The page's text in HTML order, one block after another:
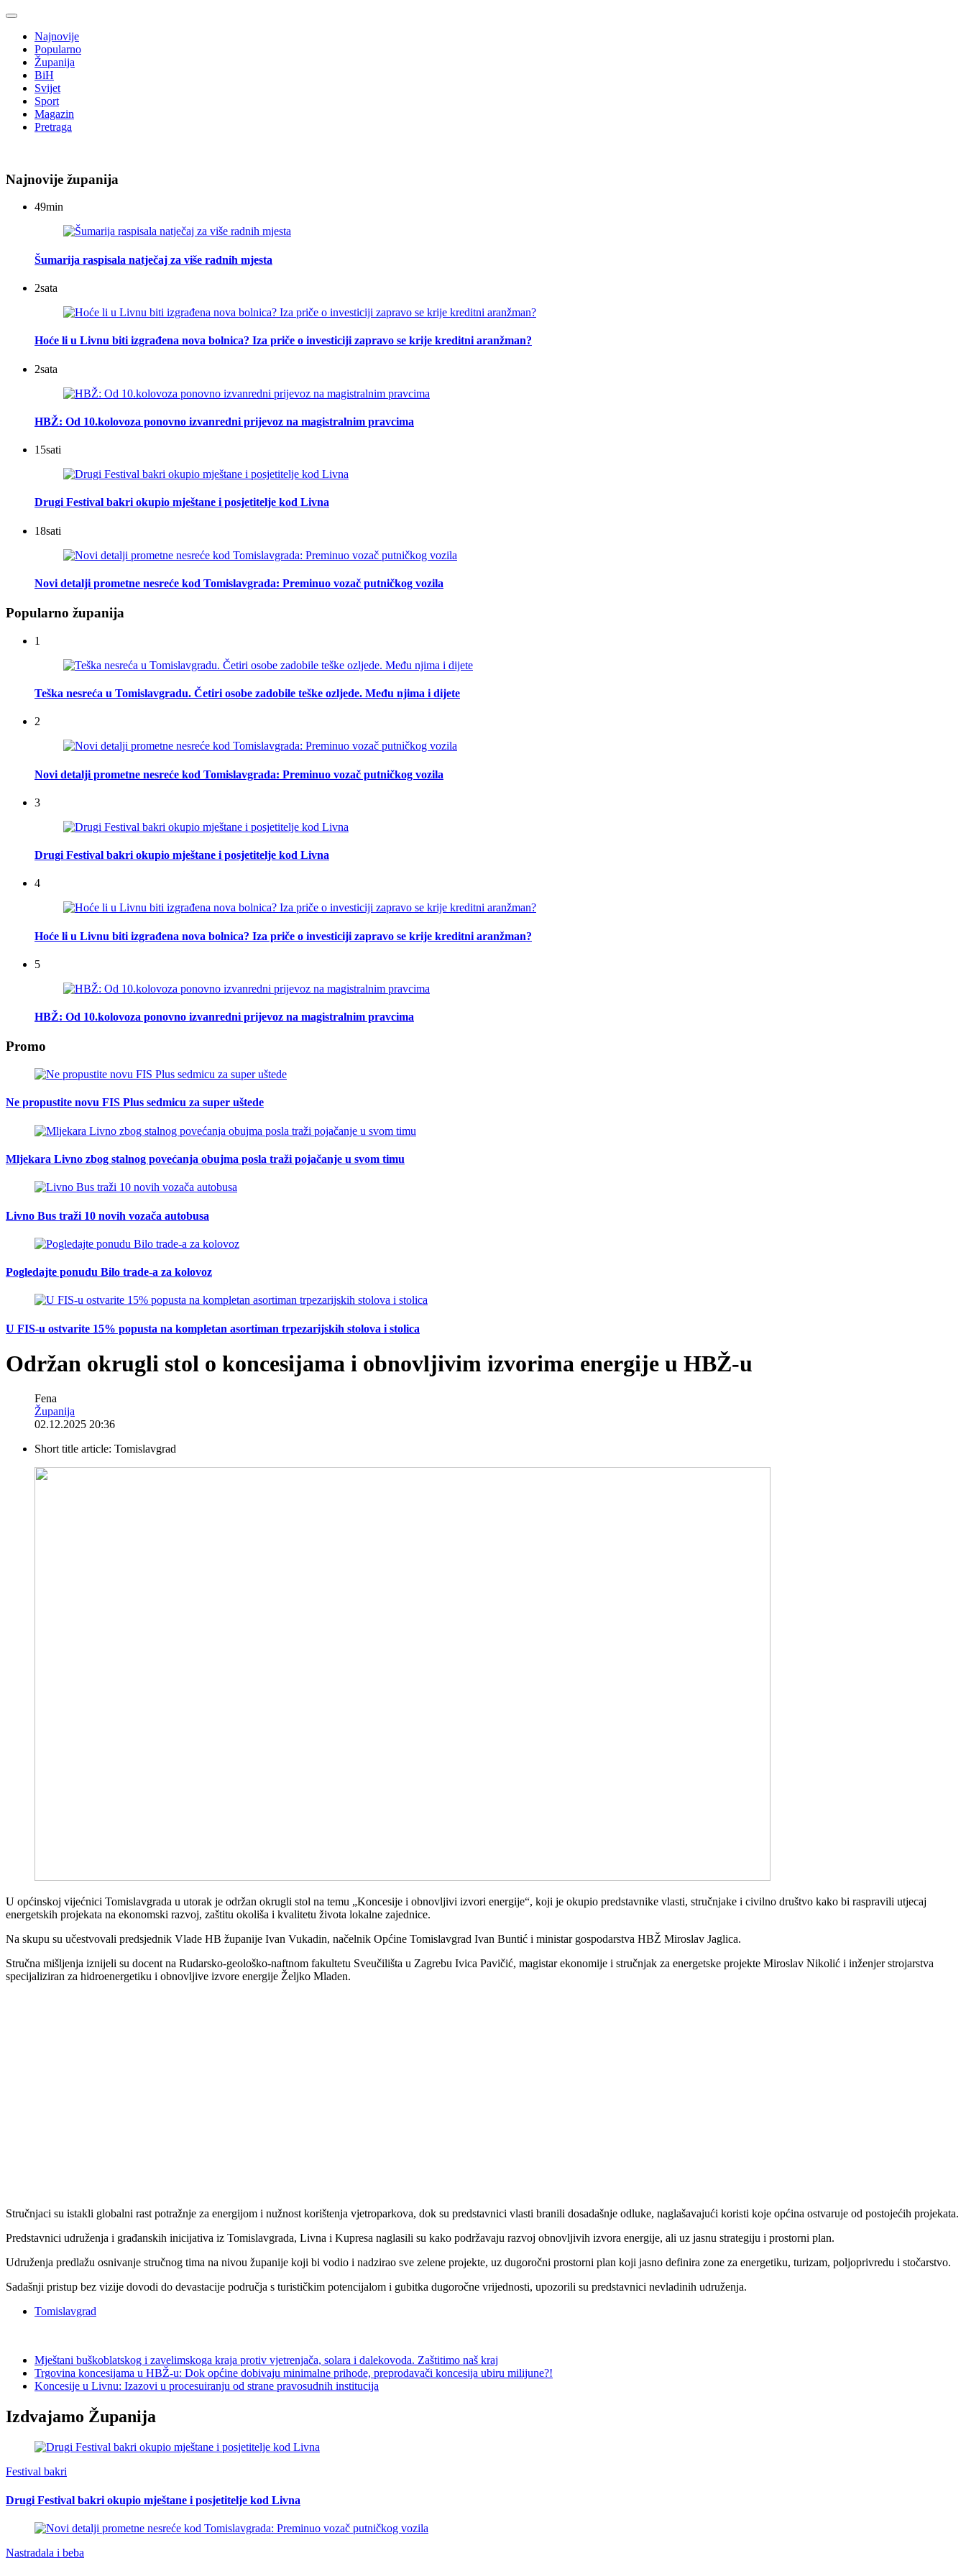
Najnovije
Popularno
Županija
BiH
Svijet
Sport
Magazin
Pretraga
Najnovije županija
49min
Šumarija raspisala natječaj za više radnih mjesta
2sata
Hoće li u Livnu biti izgrađena nova bolnica? Iza priče o investiciji zapravo se krije kreditni aranžman?
2sata
HBŽ: Od 10.kolovoza ponovno izvanredni prijevoz na magistralnim pravcima
15sati
Drugi Festival bakri okupio mještane i posjetitelje kod Livna
18sati
Novi detalji prometne nesreće kod Tomislavgrada: Preminuo vozač putničkog vozila
Popularno županija
1
Teška nesreća u Tomislavgradu. Četiri osobe zadobile teške ozljede. Među njima i dijete
2
Novi detalji prometne nesreće kod Tomislavgrada: Preminuo vozač putničkog vozila
3
Drugi Festival bakri okupio mještane i posjetitelje kod Livna
4
Hoće li u Livnu biti izgrađena nova bolnica? Iza priče o investiciji zapravo se krije kreditni aranžman?
5
HBŽ: Od 10.kolovoza ponovno izvanredni prijevoz na magistralnim pravcima
Promo
Ne propustite novu FIS Plus sedmicu za super uštede
Mljekara Livno zbog stalnog povećanja obujma posla traži pojačanje u svom timu
Livno Bus traži 10 novih vozača autobusa
Pogledajte ponudu Bilo trade-a za kolovoz
U FIS-u ostvarite 15% popusta na kompletan asortiman trpezarijskih stolova i stolica
Održan okrugli stol o koncesijama i obnovljivim izvorima energije u HBŽ-u
Fena
Županija
02.12.2025 20:36
Short title article: Tomislavgrad
U općinskoj vijećnici Tomislavgrada u utorak je održan okrugli stol na temu „Koncesije i obnovljivi izvori energije“, koji je okupio predstavnike vlasti, stručnjake i civilno društvo kako bi raspravili utjecaj
energetskih projekata na ekonomski razvoj, zaštitu okoliša i kvalitetu života lokalne zajednice.
Na skupu su učestvovali predsjednik Vlade HB županije Ivan Vukadin, načelnik Općine Tomislavgrad Ivan Buntić i ministar gospodarstva HBŽ Miroslav Jaglica.
Stručna mišljenja iznijeli su docent na Rudarsko-geološko-naftnom fakultetu Sveučilišta u Zagrebu Ivica Pavičić, magistar ekonomije i stručnjak za energetske projekte Miroslav Nikolić i inženjer strojarstva
specijaliziran za hidroenergetiku i obnovljive izvore energije Željko Mladen.
Stručnjaci su istakli globalni rast potražnje za energijom i nužnost korištenja vjetroparkova, dok su predstavnici vlasti branili dosadašnje odluke, naglašavajući koristi koje općina ostvaruje od postojećih projekata.
Predstavnici udruženja i građanskih inicijativa iz Tomislavgrada, Livna i Kupresa naglasili su kako podržavaju razvoj obnovljivih izvora energije, ali uz jasnu strategiju i prostorni plan.
Udruženja predlažu osnivanje stručnog tima na nivou županije koji bi vodio i nadzirao sve zelene projekte, uz dugoročni prostorni plan koji jasno definira zone za energetiku, turizam, poljoprivredu i stočarstvo.
Sadašnji pristup bez vizije dovodi do devastacije područja s turističkim potencijalom i gubitka dugoročne vrijednosti, upozorili su predstavnici nevladinih udruženja.
Tomislavgrad
Mještani buškoblatskog i zavelimskoga kraja protiv vjetrenjača, solara i dalekovoda. Zaštitimo naš kraj
Trgovina koncesijama u HBŽ-u: Dok općine dobivaju minimalne prihode, preprodavači koncesija ubiru milijune?!
Koncesije u Livnu: Izazovi u procesuiranju od strane pravosudnih institucija
Izdvajamo Županija
Festival bakri
Drugi Festival bakri okupio mještane i posjetitelje kod Livna
Nastradala i beba